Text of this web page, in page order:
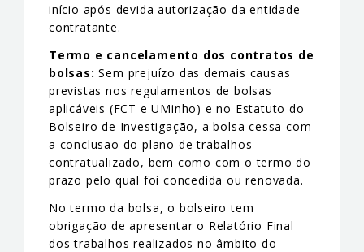
início após devida autorização da entidade
contratante.
Termo e cancelamento dos contratos de
bolsas:Sem prejuízo das demais causas
previstas nos regulamentos de bolsas
aplicáveis (FCT e UMinho) e no Estatuto do
Bolseiro de Investigação, a bolsa cessa com
a conclusão do plano de trabalhos
contratualizado, bem como com o termo do
prazo pelo qual foi concedida ou renovada.
No termo da bolsa, o bolseiro tem
obrigação de apresentar o Relatório Final
dos trabalhos realizados no âmbito do